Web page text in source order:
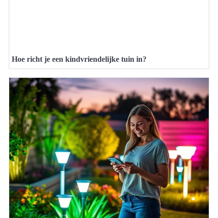
Hoe richt je een kindvriendelijke tuin in?